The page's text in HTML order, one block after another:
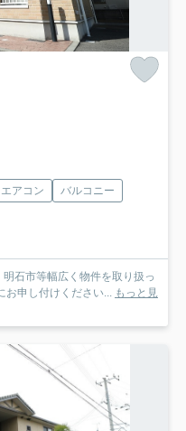
エアコン
バルコニー
石市等幅広く物件を取り扱っ
申し付けください...
もっと見